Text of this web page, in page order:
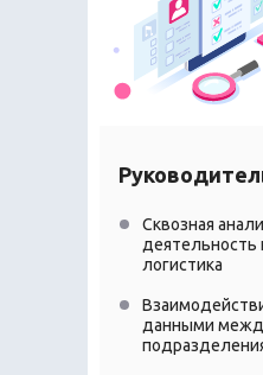
Сквозная
деятельность
логистика
данными